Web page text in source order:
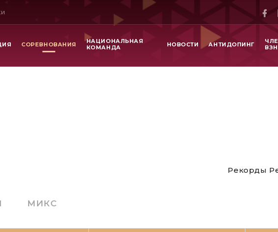
СОРЕВНОВАНИЯ
НАЦИОНАЛЬНАЯ
КОМАНДА
НОВОСТИ АНТИДОПИНГ
Рекорды
МИКС